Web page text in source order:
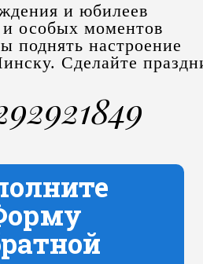
и юбилеев
особых моментов
поднять настроение
Сделайте